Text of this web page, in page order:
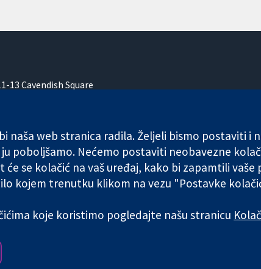
13 Cavendish Square
0AN
by guarantee (no. 03044323) registered in England &
Uvjeti korištenja Odricanje
naša web stranica radila. Željeli bismo postaviti i
poboljšamo. Nećemo postaviti neobavezne
se kolačić na vaš uređaj, kako bi zapamtili vaše
kojem trenutku klikom na vezu "Postavke
koje koristimo pogledajte našu stranicu